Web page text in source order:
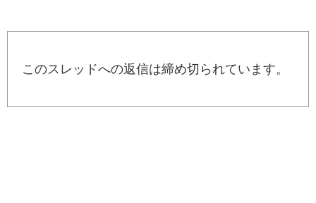
このスレッドへの返信は締め切られています。